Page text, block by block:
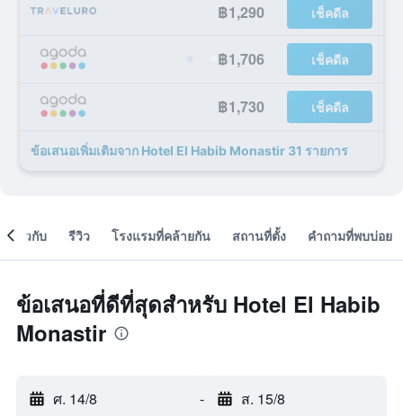
฿1,290 เช็คดีล
฿1,706 เช็คดีล
฿1,730 เช็คดีล
ข้อเสนอเพิ่มเติมจาก Hotel El Habib Monastir 31 รายการ
เกี่ยวกับ รีวิว โรงแรมที่คล้ายกัน สถานที่ตั้ง คำถามที่พบบ่อย
ข้อเสนอที่ดีที่สุดสำหรับ Hotel El Habib
Monastir
ศ. 14/8 - ส. 15/8